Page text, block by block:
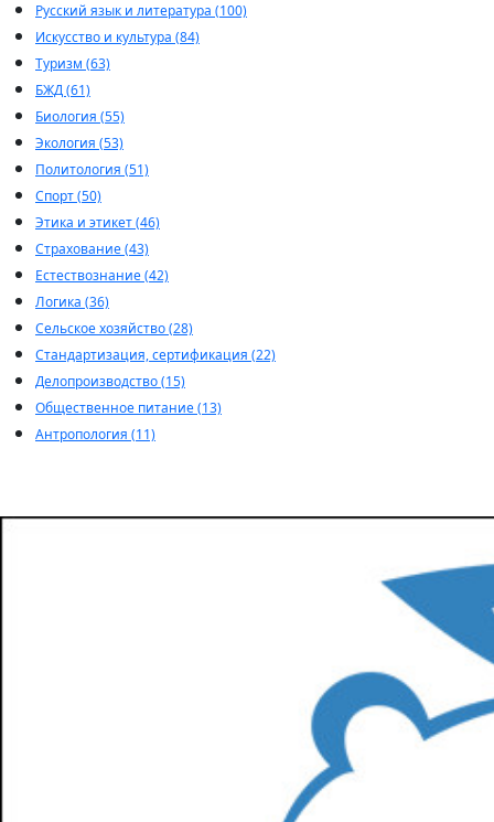
Русский язык и литература (100)
Искусство и культура (84)
Туризм (63)
БЖД (61)
Биология (55)
Экология (53)
Политология (51)
Спорт (50)
Этика и этикет (46)
Страхование (43)
Естествознание (42)
Логика (36)
Сельское хозяйство (28)
Стандартизация, сертификация (22)
Делопроизводство (15)
Общественное питание (13)
Антропология (11)